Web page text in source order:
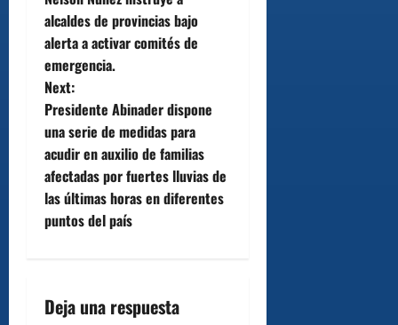
o
s
t
n
a
v
alcaldes de provincias bajo
alerta a activar comités de
emergencia.
Next:
Presidente Abinader dispone
una serie de medidas para
acudir en auxilio de familias
afectadas por fuertes lluvias de
las últimas horas en diferentes
puntos del país
Deja una respuesta